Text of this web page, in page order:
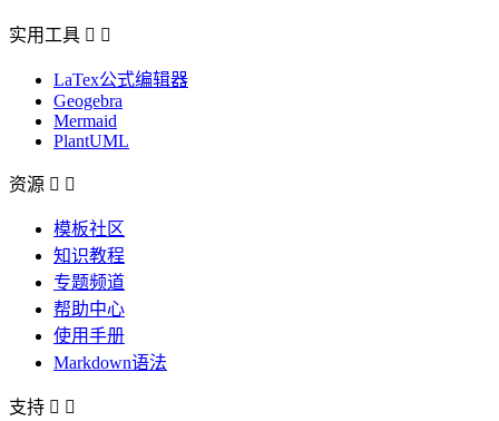
实用工具  
LaTex公式编辑器
Geogebra
Mermaid
PlantUML
资源  
模板社区
知识教程
专题频道
帮助中心
使用手册
Markdown语法
支持  